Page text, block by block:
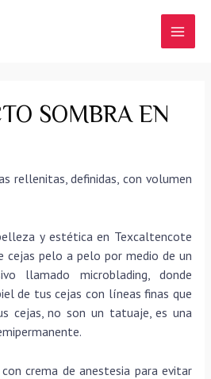
SOMBRA EN
rellenitas, definidas, con volumen
y estética en Texcaltencote
cejas pelo a pelo por medio de un
llamado microblading, donde
de tus cejas con líneas finas que
cejas, no son un tatuaje, es una
crema de anestesia para evitar